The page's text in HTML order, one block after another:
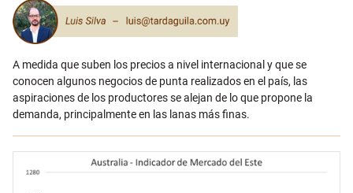
A medida que suben los precios a nivel internacional y que se
conocen algunos negocios de punta realizados en el país, las
aspiraciones de los productores se alejan de lo que propone la
demanda, principalmente en las lanas más finas.